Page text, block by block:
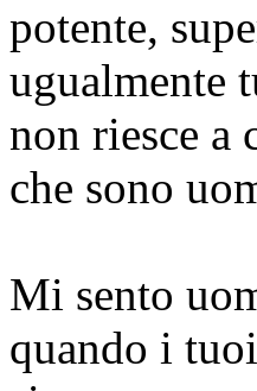
potente,
ugualmente
non riesce a
che sono
Mi sento
quando i